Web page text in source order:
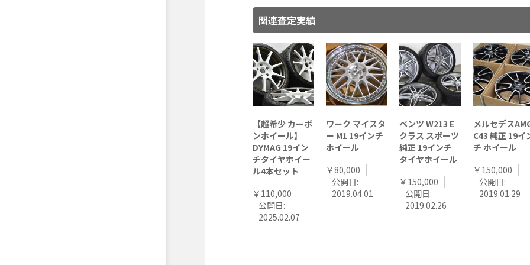
関連査定実績
【超希少 カーボ
ンホイール】
DYMAG 19イン
チタイヤホイー
ル4本セット
￥110,000
公開日:
2025.02.07
ワーク マイスタ
ー M1 19インチ
ホイール
￥80,000
公開日:
2019.04.01
ベンツ W213 E
クラス スポーツ
純正 19インチ
タイヤホイール
￥150,000
公開日:
2019.02.26
メルセデス
C43 純正 19イ
チ ホイール
￥150,000
公開日:
2019.01.29